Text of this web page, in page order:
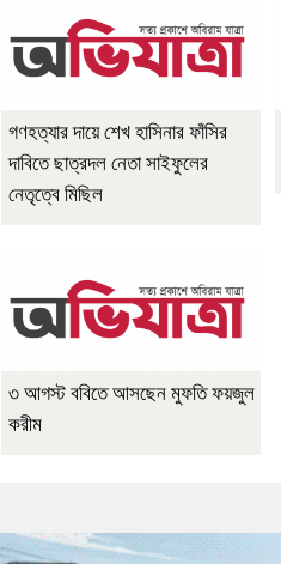
গণহত্যার দায়ে শেখ হাসিনার ফাঁসির
দাবিতে ছাত্রদল নেতা সাইফুলের
নেতৃত্বে মিছিল
৩ আগস্ট ববিতে আসছেন মুফতি ফয়জুল
করীম